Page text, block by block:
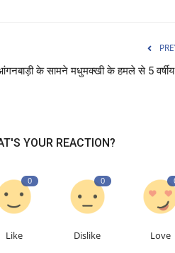
के सामने मधुमक्खी के हमले से 5
YOUR REACTION?
0
Like
0
Dislike Love